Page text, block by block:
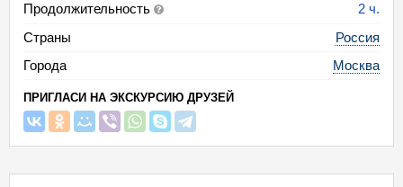
Продолжительность
2 ч.
Страны
Россия
Города
Москва
ПРИГЛАСИ НА ЭКСКУРСИЮ ДРУЗЕЙ